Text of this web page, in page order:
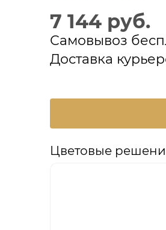
7 144 руб.
Самовывоз
Доставка
Цветовые